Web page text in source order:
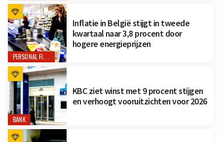
PERSONAL FINANCE
Inflatie in België stijgt in tweede
kwartaal naar 3,8 procent door
hogere energieprijzen
BANK
KBC ziet winst met 9 procent stijgen
en verhoogt vooruitzichten voor 2026